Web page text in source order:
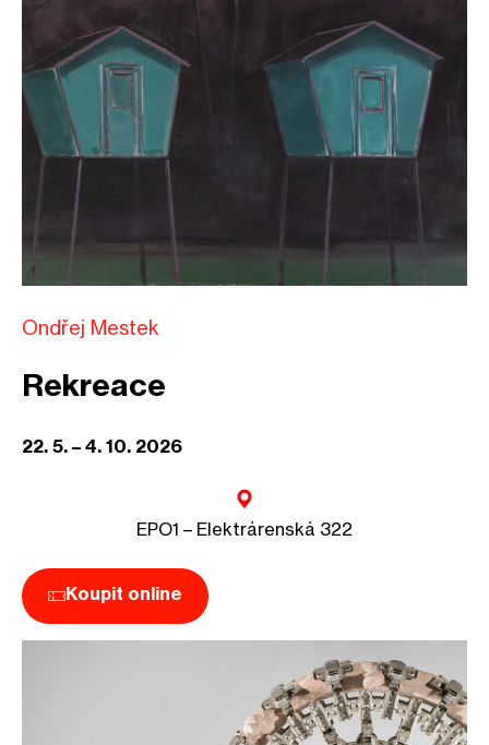
Ondřej Mestek
Rekreace
22. 5. – 4. 10. 2026
EPO1 – Elektrárenská 322
Koupit online